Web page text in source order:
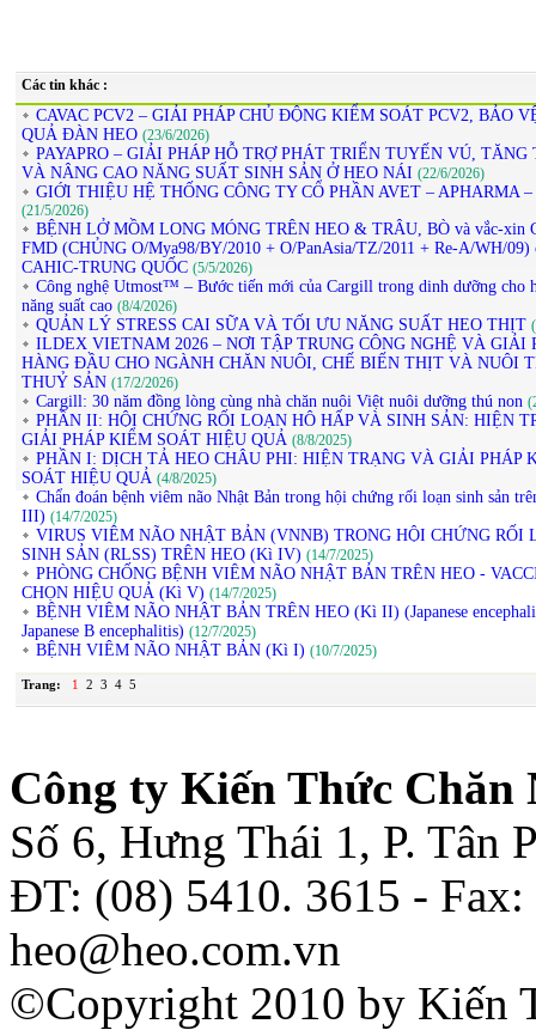
Các tin khác :
CAVAC PCV2 – GIẢI PHÁP CHỦ ĐỘNG KIỂM SOÁT PCV2, BẢO
QUẢ ĐÀN HEO (23/6/2026)
PAYAPRO – GIẢI PHÁP HỖ TRỢ PHÁT TRIỂN TUYẾN VÚ, TĂNG
VÀ NÂNG CAO NĂNG SUẤT SINH SẢN Ở HEO NÁI (22/6/2026)
GIỚI THIỆU HỆ THỐNG CÔNG TY CỔ PHẦN AVET – APHARMA
(21/5/2026)
BỆNH LỞ MỒM LONG MÓNG TRÊN HEO & TRÂU, BÒ và vắc-xin
FMD (CHỦNG O/Mya98/BY/2010 + O/PanAsia/TZ/2011 + Re-A/WH/09)
CAHIC-TRUNG QUỐC (5/5/2026)
Công nghệ Utmost™ – Bước tiến mới của Cargill trong dinh dưỡng cho
năng suất cao (8/4/2026)
QUẢN LÝ STRESS CAI SỮA VÀ TỐI ƯU NĂNG SUẤT HEO THỊT
ILDEX VIETNAM 2026 – NƠI TẬP TRUNG CÔNG NGHỆ VÀ GIẢI
HÀNG ĐẦU CHO NGÀNH CHĂN NUÔI, CHẾ BIẾN THỊT VÀ NUÔI
THUỶ SẢN (17/2/2026)
Cargill: 30 năm đồng lòng cùng nhà chăn nuôi Việt nuôi dưỡng thú non
PHẦN II: HỘI CHỨNG RỐI LOẠN HÔ HẤP VÀ SINH SẢN: HIỆN
GIẢI PHÁP KIỂM SOÁT HIỆU QUẢ (8/8/2025)
PHẦN I: DỊCH TẢ HEO CHÂU PHI: HIỆN TRẠNG VÀ GIẢI PHÁP
SOÁT HIỆU QUẢ (4/8/2025)
Chẩn đoán bệnh viêm não Nhật Bản trong hội chứng rối loạn sinh sản
III) (14/7/2025)
VIRUS VIÊM NÃO NHẬT BẢN (VNNB) TRONG HỘI CHỨNG RỐI
SINH SẢN (RLSS) TRÊN HEO (Kì IV) (14/7/2025)
PHÒNG CHỐNG BỆNH VIÊM NÃO NHẬT BẢN TRÊN HEO -
CHỌN HIỆU QUẢ (Kì V) (14/7/2025)
BỆNH VIÊM NÃO NHẬT BẢN TRÊN HEO (Kì II) (Japanese
Japanese B encephalitis) (12/7/2025)
BỆNH VIÊM NÃO NHẬT BẢN (Kì I) (10/7/2025)
Trang: 1 2 3 4 5
Công ty Kiến Thức Chăn
Số 6, Hưng Thái 1, P. Tân
ĐT: (08) 5410. 3615 -
heo@heo.com.vn
©Copyright 2010 by Kiến